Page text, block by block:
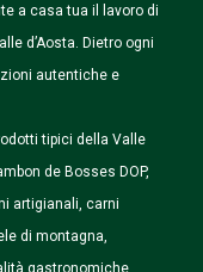
a casa tua il lavoro di
d’Aosta. Dietro ogni
autentiche e
tipici della Valle
de Bosses DOP,
artigianali, carni
di montagna,
gastronomiche